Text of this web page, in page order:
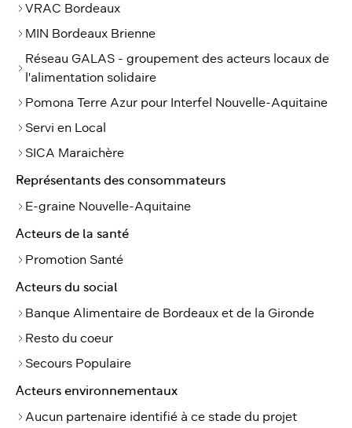
VRAC Bordeaux
MIN Bordeaux Brienne
Réseau GALAS - groupement des acteurs locaux de
l'alimentation solidaire
Pomona Terre Azur pour Interfel Nouvelle-Aquitaine
Servi en Local
SICA Maraichère
Représentants des consommateurs
E-graine Nouvelle-Aquitaine
Acteurs de la santé
Promotion Santé
Acteurs du social
Banque Alimentaire de Bordeaux et de la Gironde
Resto du coeur
Secours Populaire
Acteurs environnementaux
Aucun partenaire identifié à ce stade du projet